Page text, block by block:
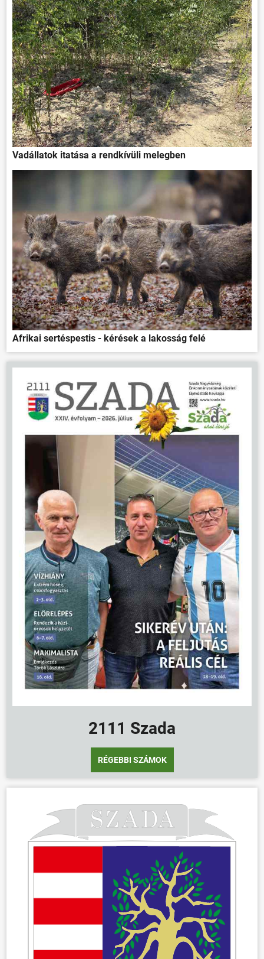
Vadállatok itatása a rendkívüli melegben
Afrikai sertéspestis - kérések a lakosság felé
2111 Szada
RÉGEBBI SZÁMOK